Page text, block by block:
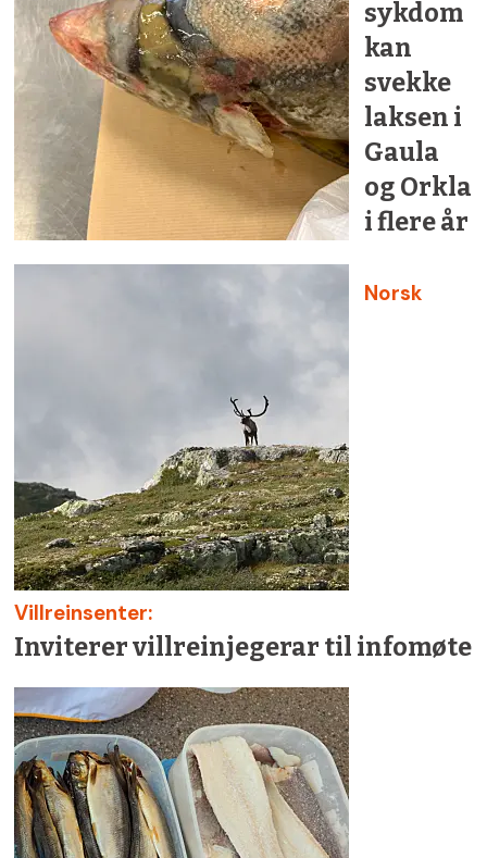
sykdom
kan
svekke
laksen i
Gaula
og Orkla
i flere år
Norsk
Villreinsenter:
Inviterer villreinjegerar til infomøte